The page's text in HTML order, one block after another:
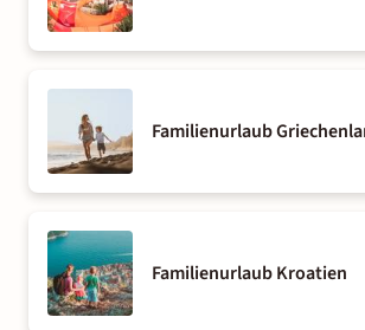
Familienurlaub
Familienurlaub Kroatien